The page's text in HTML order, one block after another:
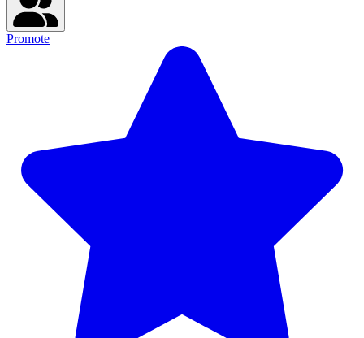
Promote